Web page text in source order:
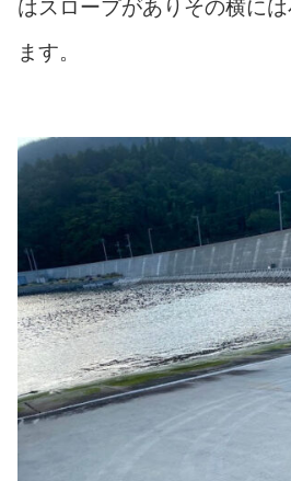
はスロープがありその横に
ます。